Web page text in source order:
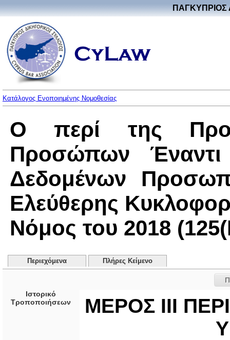
ΠΑΓΚΥΠΡΙΟΣ
Κατάλογος Ενοποιημένης Νομοθεσίας
Ο περί της
Προσώπων Έναντι
Δεδομένων
Ελεύθερης
Νόμος του 2018
Περιεχόμενα Πλήρες Κείμενο
Ιστορικό
Τροποποιήσεων
ΜΕΡΟΣ ΙΙΙ